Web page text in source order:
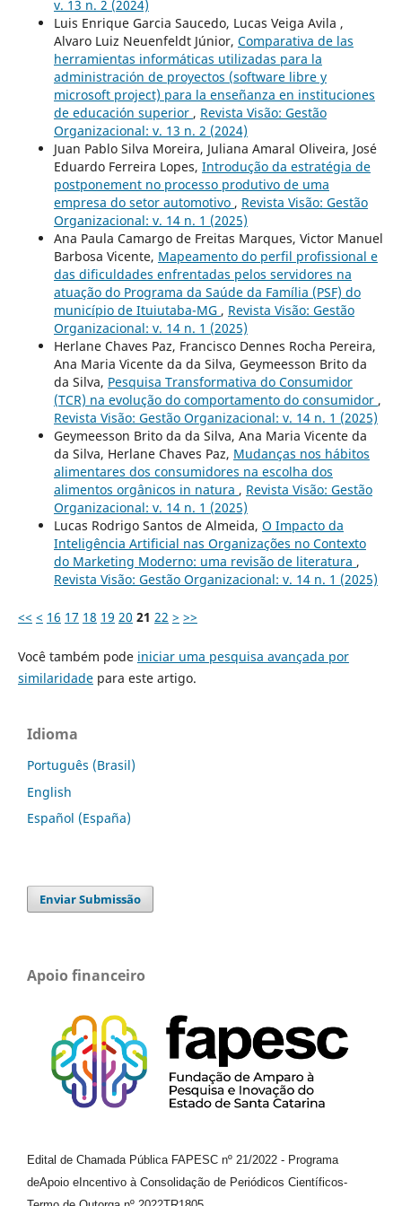
v. 13 n. 2 (2024)
Luis Enrique Garcia Saucedo, Lucas Veiga Avila ,
Alvaro Luiz Neuenfeldt Júnior, Comparativa de las
herramientas informáticas utilizadas para la
administración de proyectos (software libre y
microsoft project) para la enseñanza en instituciones
de educación superior , Revista Visão: Gestão
Organizacional: v. 13 n. 2 (2024)
Juan Pablo Silva Moreira, Juliana Amaral Oliveira, José
Eduardo Ferreira Lopes, Introdução da estratégia de
postponement no processo produtivo de uma
empresa do setor automotivo , Revista Visão: Gestão
Organizacional: v. 14 n. 1 (2025)
Ana Paula Camargo de Freitas Marques, Victor Manuel
Barbosa Vicente, Mapeamento do perfil profissional e
das dificuldades enfrentadas pelos servidores na
atuação do Programa da Saúde da Família (PSF) do
município de Ituiutaba-MG , Revista Visão: Gestão
Organizacional: v. 14 n. 1 (2025)
Herlane Chaves Paz, Francisco Dennes Rocha Pereira,
Ana Maria Vicente da da Silva, Geymeesson Brito da
da Silva, Pesquisa Transformativa do Consumidor
(TCR) na evolução do comportamento do consumidor ,
Revista Visão: Gestão Organizacional: v. 14 n. 1 (2025)
Geymeesson Brito da da Silva, Ana Maria Vicente da
da Silva, Herlane Chaves Paz, Mudanças nos hábitos
alimentares dos consumidores na escolha dos
alimentos orgânicos in natura , Revista Visão: Gestão
Organizacional: v. 14 n. 1 (2025)
Lucas Rodrigo Santos de Almeida, O Impacto da
Inteligência Artificial nas Organizações no Contexto
do Marketing Moderno: uma revisão de literatura ,
Revista Visão: Gestão Organizacional: v. 14 n. 1 (2025)
<< < 16 17 18 19 20 21 22 > >>
Você também pode iniciar uma pesquisa avançada por
similaridadepara este artigo.
Idioma
Português (Brasil)
English
Español (España)
Enviar Submissão
Apoio financeiro
Edital de Chamada Pública FAPESC nº 21/2022 - Programa
deApoio e Incentivo à Consolidação de Periódicos Científicos-